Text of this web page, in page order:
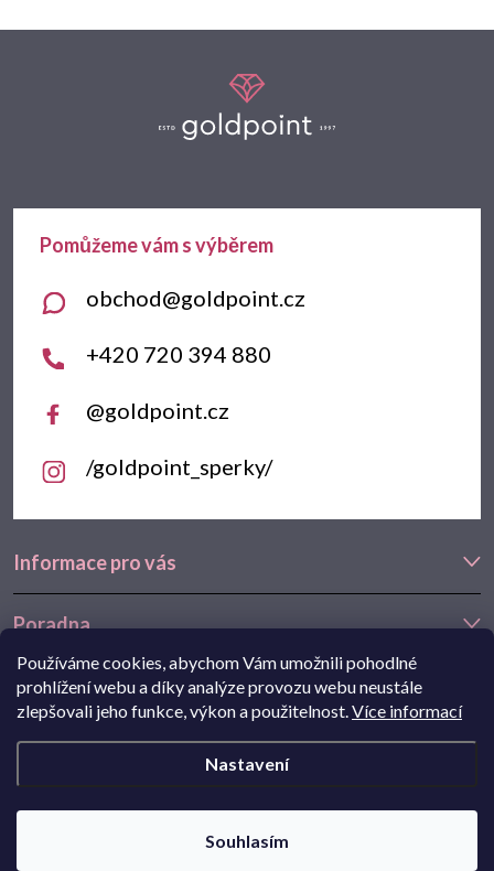
Používáme cookies, abychom Vám umožnili pohodlné
prohlížení webu a díky analýze provozu webu neustále
zlepšovali jeho funkce, výkon a použitelnost.Více informací
Nastavení
Souhlasím
a
Informace pro vás
Poradna
Často hledáte
obchod@goldpoint.cz
+420 720 394 880
@goldpoint.cz
/goldpoint_sperky/
Navštivte také náš e-shop Goldstore.cz:zlaté náušnice,dětské
náušnice z bílého zlata